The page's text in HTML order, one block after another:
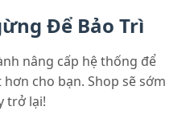
Để Bảo Trì
nâng cấp hệ thống để
cho bạn. Shop sẽ sớm
trở lại!